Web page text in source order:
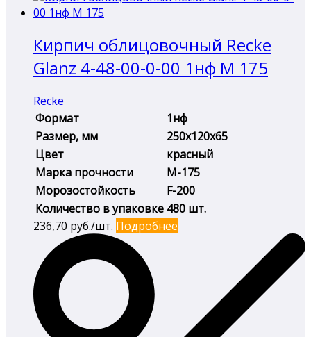
Кирпич облицовочный Recke
Glanz 4-48-00-0-00 1нф М 175
Recke
Формат
1нф
Размер, мм
250х120х65
Цвет
красный
Марка прочности
М-175
Морозостойкость
F-200
Количество в упаковке 480 шт.
236,70 руб./шт. Подробнее